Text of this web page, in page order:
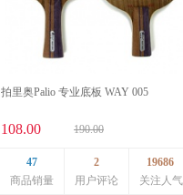
拍里奥Palio 专业底板 WAY 005
108.00 190.00
47
商品销量
2
用户评论
19686
关注人气